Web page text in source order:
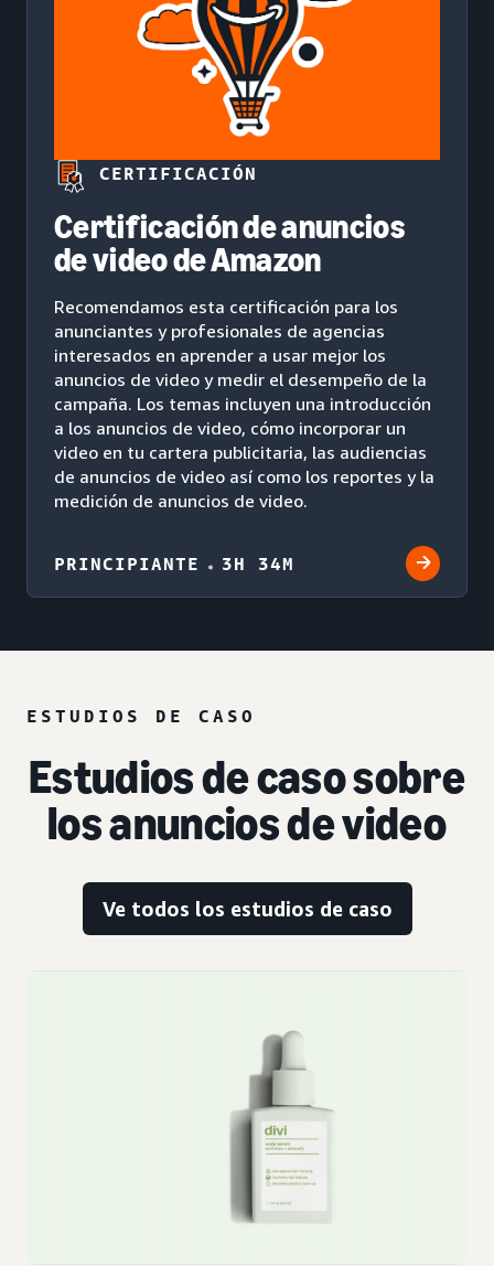
CERTIFICACIÓN
Certificación de anuncios
de video de Amazon
Recomendamos esta certificación para los
anunciantes y profesionales de agencias
interesados en aprender a usar mejor los
anuncios de video y medir el desempeño de la
campaña. Los temas incluyen una introducción
a los anuncios de video, cómo incorporar un
video en tu cartera publicitaria, las audiencias
de anuncios de video así como los reportes y la
medición de anuncios de video.
PRINCIPIANTE 3H 34M
ESTUDIOS DE CASO
Estudios de caso sobre
los anuncios de video
Ve todos los estudios de caso